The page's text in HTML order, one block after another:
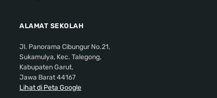
ALAMAT SEKOLAH
Jl. Panorama Cibungur No.21,
Sukamulya, Kec. Talegong,
Kabupaten Garut,
Jawa Barat 44167
Lihat di Peta Google